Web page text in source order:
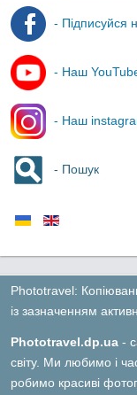
- Підписуйся
- Наш
- Наш
- Пошук
Phototravel:
із зазначенням
Phototravel.dp.ua -
світу. Ми любимо і
робимо красиві